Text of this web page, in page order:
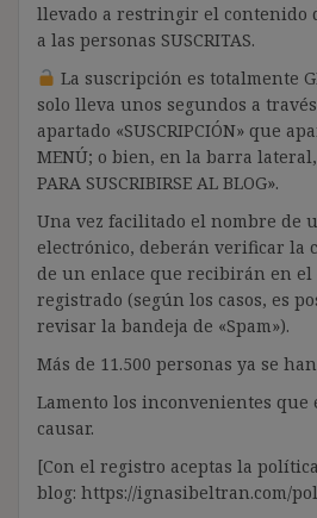
llevado a restringir el contenido
a las personas SUSCRITAS.
La suscripción es totalmente
solo lleva unos segundos a
apartado «SUSCRIPCIÓN» que
MENÚ; o bien, en la barra lateral,
PARA SUSCRIBIRSE AL BLOG».
Una vez facilitado el nombre de
electrónico, deberán verificar la
de un enlace que recibirán en
registrado (según los casos, es
revisar la bandeja de «Spam»).
Más de 11.500 personas ya se
Lamento los inconvenientes que
causar.
[Con el registro aceptas la
blog: https://ignasibeltran.com/